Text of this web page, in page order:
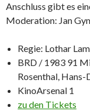
Anschluss gibt es
Moderation: Jan
Regie: Lothar
BRD / 1983 91
Rosenthal,
KinoArsenal 1
zu den Tickets